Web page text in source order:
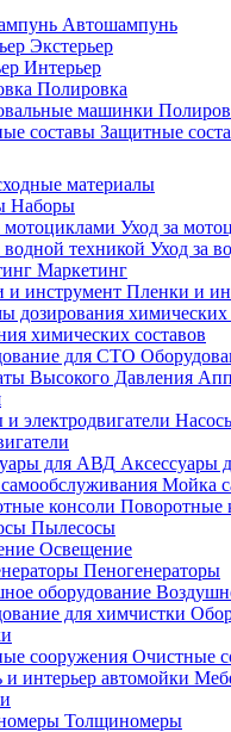
Автошампунь
Экстерьер
Интерьер
Полировка
Защитные
материалы
Наборы
Уход за
Уход за
Маркетинг
Пленки и
химических составов
Аксессуары
Мойка
Поворотные
Пылесосы
Освещение
Пеногенераторы
Очистные
Толщиномеры